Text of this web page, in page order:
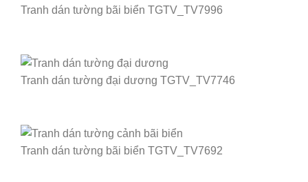
Tranh dán tường bãi biển TGTV_TV7996
Tranh dán tường đại dương TGTV_TV7746
Tranh dán tường bãi biển TGTV_TV7692